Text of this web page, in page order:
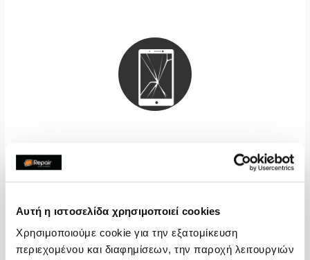
Αυτή η ιστοσελίδα χρησιμοποιεί cookies
Χρησιμοποιούμε cookie για την εξατομίκευση
περιεχομένου και διαφημίσεων, την παροχή λειτουργιών
Με 24% ΦΠΑ
Χρόνος
1-2 ώρες